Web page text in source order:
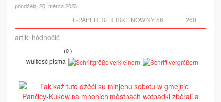
póndźela, 20. měrca 2023
260
E-PAPER:SERBSKE NOWINY 56
artikl hódnoćić
(0 )
wulkosć pisma